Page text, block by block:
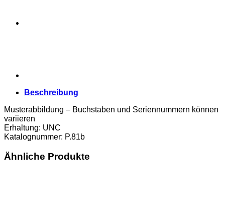
Beschreibung
Musterabbildung – Buchstaben und Seriennummern können
variieren
Erhaltung: UNC
Katalognummer: P.81b
Ähnliche Produkte